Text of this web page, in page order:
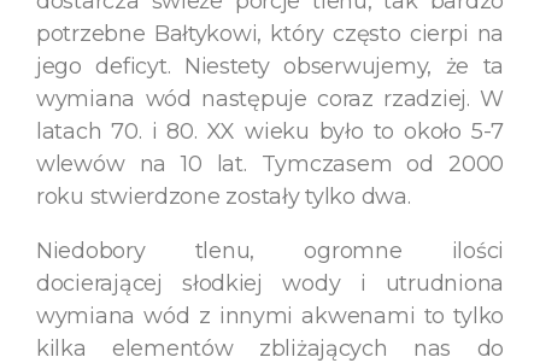
potrzebne Bałtykowi, który często cierpi na
jego deficyt. Niestety obserwujemy, że ta
wymiana wód następuje coraz rzadziej. W
latach 70. i 80. XX wieku było to około 5-7
wlewów na 10 lat. Tymczasem od 2000
roku stwierdzone zostały tylko dwa.
Niedobory tlenu, ogromne ilości
docierającej słodkiej wody i utrudniona
wymiana wód z innymi akwenami to tylko
kilka elementów zbliżających nas do